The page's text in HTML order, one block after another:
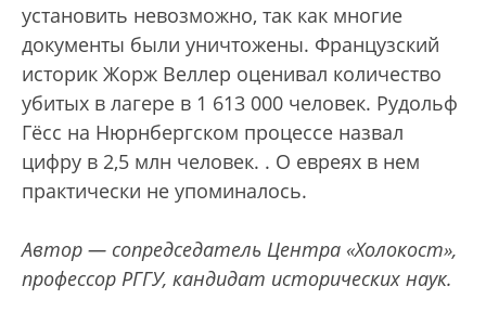
установить невозможно, так как многие
документы были уничтожены. Французский
историк Жорж Веллер оценивал количество
убитых в лагере в 1 613 000 человек. Рудольф
Гёсс на Нюрнбергском процессе назвал
цифру в 2,5 млн человек. . О евреях в нем
практически не упоминалось.
Автор — сопредседатель Центра «Холокост»,
профессор РГГУ, кандидат исторических наук.